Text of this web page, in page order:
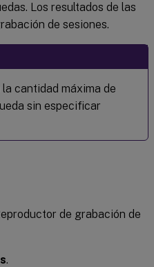
Los resultados de las
de sesiones.
cantidad máxima de
sin especificar
de grabación de
.